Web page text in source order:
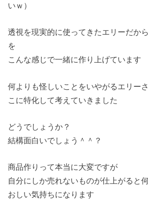
いｗ）
透視を現実的に使ってきたエリーだか
を
こんな感じで一緒に作り上げています
何よりも怪しいことをいやがるエリー
こに特化して考えていきました
どうでしょうか？
結構面白いでしょう＾＾？
商品作りって本当に大変ですが
自分にしか売れないものが仕上がると
おしい気持ちになります